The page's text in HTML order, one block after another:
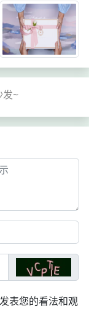
表您的看法和观